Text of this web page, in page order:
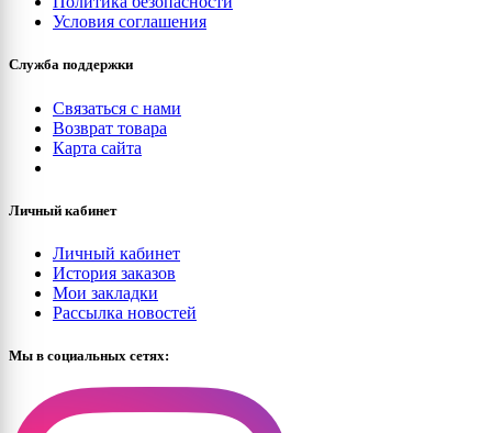
Условия соглашения
Служба поддержки
Связаться с нами
Возврат товара
Карта сайта
Личный кабинет
Личный кабинет
История заказов
Мои закладки
Рассылка новостей
Мы в социальных сетях: